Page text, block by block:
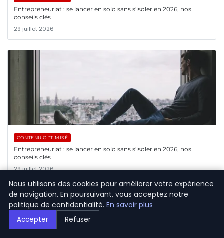
Entrepreneuriat : se lancer en solo sans s'isoler en 2026, nos
conseils clés
29 juillet 2026
CONTENU OPTIMISÉ
Entrepreneuriat : se lancer en solo sans s'isoler en 2026, nos
conseils clés
29 juillet 2026
Nous utilisons des cookies pour améliorer votre expérience
de navigation. En poursuivant, vous acceptez notre
politique de confidentialité. En savoir plus
Accepter Refuser